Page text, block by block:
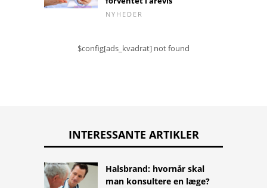
NYHEDER
$config[ads_kvadrat] not found
INTERESSANTE ARTIKLER
Halsbrand: hvornår skal
man konsultere en læge?